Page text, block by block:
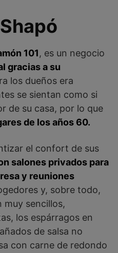
101, es un negocio
gracias a su
los dueños era
se sientan como si
de su casa, por lo que
de los años 60.
el confort de sus
salones privados para
y reuniones
y, sobre todo,
muy sencillos,
los espárragos en
de salsa no
con carne de redondo